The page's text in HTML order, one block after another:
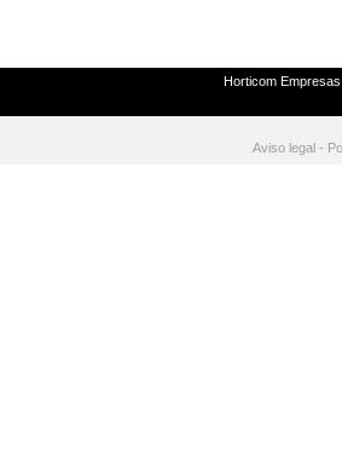
Horticom Empresas
Aviso legal -